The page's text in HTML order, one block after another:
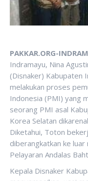
PAKKAR.ORG-
Indramayu, Nina
(Disnaker) Kabupaten
melakukan proses
Indonesia (PMI) yang
seorang PMI asal
Korea Selatan
Diketahui, Toton
diberangkatkan ke
Pelayaran Andalas
Kepala Disnaker